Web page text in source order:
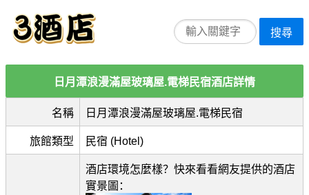
搜尋
日月潭浪漫滿屋玻璃屋.電梯民宿酒店詳情
名稱 日月潭浪漫滿屋玻璃屋.電梯民宿
旅館類型 民宿 (Hotel)
酒店環境怎麼樣？快來看看網友提供的酒店
實景圖：